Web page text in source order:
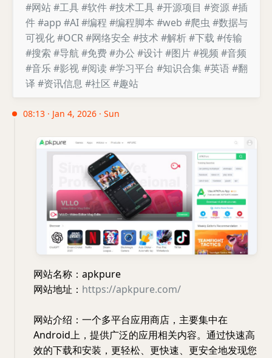
#网站#工具#软件#技术工具#开源项目 #资源#插
件#app #AI#编程 #编程脚本 #web #爬虫 #数据与
可视化#OCR#网络安全 #技术#解析#下载 #传输
#搜索 #导航#免费#办公 #设计#图片#视频 #音频
#音乐#影视#阅读 #学习平台 #知识合集#英语#翻
译 #资讯信息 #社区 #趣站
08:13 · Jan 4, 2026 · Sun
网站名称：apkpure
网站地址： https://apkpure.com/
网站介绍：一个多平台应用商店，主要集中在
Android上，提供广泛的应用相关内容。通过快速高
效的下载和安装，更轻松、更快速、更安全地发现您